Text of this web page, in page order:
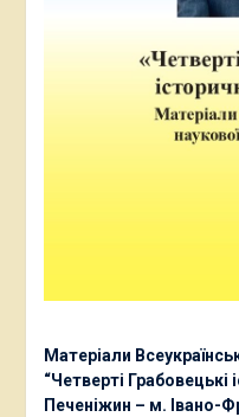
Матеріали
“Четверті Грабовецькі
Печеніжин – м. Івано-